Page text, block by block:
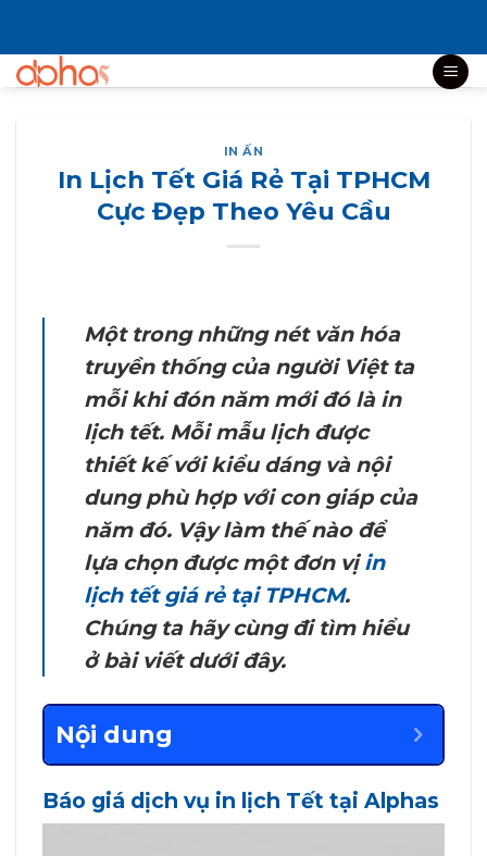
nội
dung
IN ẤN
In Lịch Tết Giá Rẻ Tại TPHCM
Cực Đẹp Theo Yêu Cầu
Một trong những nét văn hóa
truyền thống của người Việt ta
mỗi khi đón năm mới đó là in
lịch tết. Mỗi mẫu lịch được
thiết kế với kiểu dáng và nội
dung phù hợp với con giáp của
năm đó. Vậy làm thế nào để
lựa chọn được một đơn vịin
lịch tết giá rẻ tại TPHCM.
Chúng ta hãy cùng đi tìm hiểu
ở bài viết dưới đây.
Nội dung
Báo giá dịch vụ in lịch Tết tại Alphas